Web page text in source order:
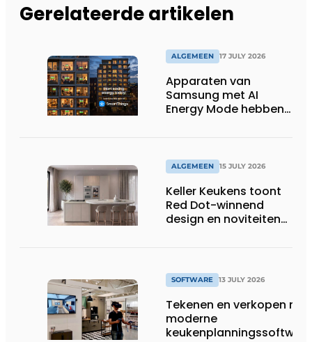
Gerelateerde artikelen
ALGEMEEN 17 JULY 2026
Apparaten van
Samsung met AI
Energy Mode hebben
huishoudens, wat
overeenkomt met het
wassen van 22.023.110
voetbalshirts
ALGEMEEN 15 JULY 2026
Keller Keukens toont
Red Dot-winnend
design en noviteiten
SOFTWARE 13 JULY 2026
Tekenen en verkopen met
moderne
keukenplanningssoftware